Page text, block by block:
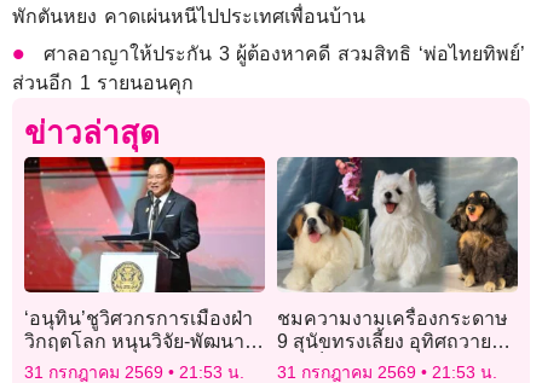
พักตันหยง คาดเผ่นหนีไปประเทศเพื่อนบ้าน
ศาลอาญาให้ประกัน 3 ผู้ต้องหาคดี สวมสิทธิ ‘พ่อไทยทิพย์’
ส่วนอีก 1 รายนอนคุก
ข่าวล่าสุด
‘อนุทิน’ชูวิศวกรการเมืองฝ่า
วิกฤตโลก หนุนวิจัย-พัฒนา
วางกรอบรับเทรนด์เอไอ
31 กรกฎาคม 2569 21:53 น.
ชมความงามเครื่องกระดาษ
9 สุนัขทรงเลี้ยง อุทิศถวาย
‘สมเด็จพระพันปีหลวง’
31 กรกฎาคม 2569 21:53 น.